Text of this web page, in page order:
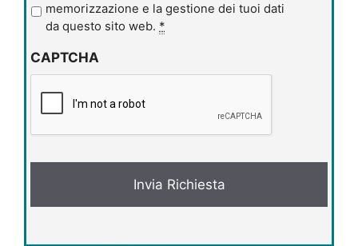
r
a
c
*
memorizzazione e la gestione dei tuoi dati
da questo sito web. *
CAPTCHA